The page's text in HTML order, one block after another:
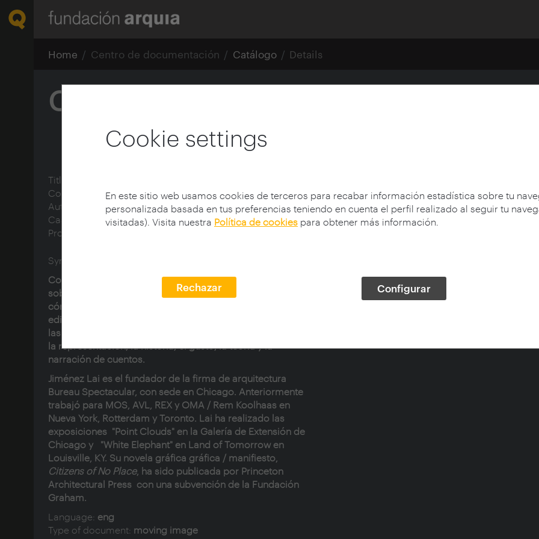
Cookie settings
En este sitio web usamos cookies de terceros para recabar información estadística sobre tu
personalizada basada en tus preferencias teniendo en cuenta el perfil realizado al seguir tu
visitadas). Visita nuestra Política de cookies para obtener más información.
Rechazar Configurar
Home Centro de documentación Catálogo Details
Cartoonish Architecture
Title:
Collection:
Design Criticism Lecture Series
Author:
School of Visual Arts New York
Cast member: Lai, Jimenez (1979-)
Protagonist:
Synopsis:
Conferencia del arquitecto Jiménez Lai , donde habla
sobre los mundos alternativos representados por sus
cómics, instalaciones físicas, modelos y pequeños
edificios. Discute la naturaleza de sus narrativas visuales y
las formas en que se nutren de temas y cuestiones como
la representación, la historia, el gusto, la teoría y la
narración de cuentos.
Jiménez Lai es el fundador de la firma de arquitectura
Bureau Spectacular, con sede en Chicago. Anteriormente
trabajó para MOS, AVL, REX y OMA / Rem Koolhaas en
Nueva York, Rotterdam y Toronto. Lai ha realizado las
exposiciones "Point Clouds" en la Galería de Extensión de
Chicago y "White Elephant" en Land of Tomorrow en
Louisville, KY. Su novela gráfica gráfica / manifiesto,
Citizens of No Place, ha sido publicada por Princeton
Architectural Press con una subvención de la Fundación
Graham.
Language: eng
Type of document: moving image